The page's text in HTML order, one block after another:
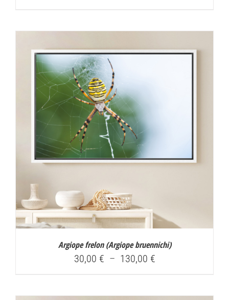
à
Argiope frelon (Argiope bruennichi)
30,00 € – 130,00 €Plage